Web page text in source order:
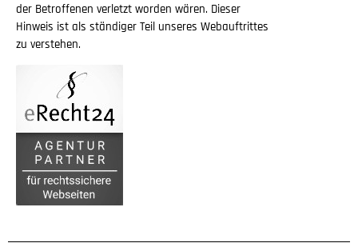
der Betroffenen verletzt worden wären. Dieser
Hinweis ist als ständiger Teil unseres Webauftrittes
zu verstehen.